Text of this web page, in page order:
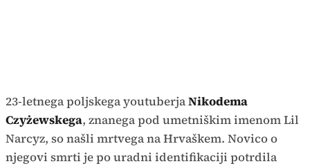
23-letnega poljskega youtuberjaNikodema
Czyżewskega, znanega pod umetniškim imenom Lil
Narcyz, so našli mrtvega na Hrvaškem. Novico o
njegovi smrti je po uradni identifikaciji potrdila